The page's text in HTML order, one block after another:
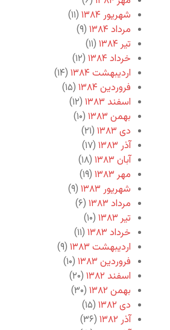
شهریور ۱۳۸۴
(۱۱)
مرداد ۱۳۸۴
(۹)
تیر ۱۳۸۴
(۱۱)
خرداد ۱۳۸۴
(۱۲)
اردیبهشت ۱۳۸۴
(۱۴)
فروردین ۱۳۸۴
(۱۵)
اسفند ۱۳۸۳
(۱۲)
بهمن ۱۳۸۳
(۱۰)
دی ۱۳۸۳
(۲۱)
آذر ۱۳۸۳
(۱۷)
آبان ۱۳۸۳
(۱۸)
مهر ۱۳۸۳
(۱۹)
شهریور ۱۳۸۳
(۹)
مرداد ۱۳۸۳
(۶)
تیر ۱۳۸۳
(۱۰)
خرداد ۱۳۸۳
(۱۱)
اردیبهشت ۱۳۸۳
(۹)
فروردین ۱۳۸۳
(۱۰)
اسفند ۱۳۸۲
(۲۰)
بهمن ۱۳۸۲
(۳۰)
دی ۱۳۸۲
(۱۵)
آذر ۱۳۸۲
(۳۶)